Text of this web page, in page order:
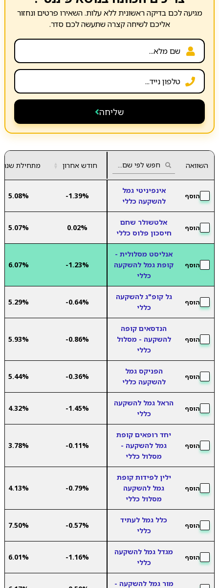
מגיעה לכם בדיקה ראשונית ללא עלות. השאירו פרטים ונחזור
אליכם לשיחה קצרה שתעשה לכם סדר.
שליחה
השוואה חודש אחרון ▲
▼ מתחילת שנה
הוסף
אינפיניטי גמל
להשקעה כללי
-1.39%
5.08%
הוסף
אלטשולר שחם
חיסכון פלוס כללי
0.02%
5.07%
הוסף
אנליסט מסלולית -
קופת גמל להשקעה
כללי
-1.23%
6.07%
הוסף
גל קופ"ג להשקעה
כללי
-0.64%
5.29%
הוסף
הנדסאים קופה
להשקעה - מסלול
כללי
-0.86%
5.93%
הוסף
הפניקס גמל
להשקעה כללי
-0.36%
5.44%
הוסף
הראל גמל להשקעה
כללי
-1.45%
4.32%
הוסף
יחד רופאים קופת
גמל להשקעה -
מסלול כללי
-0.11%
3.78%
הוסף
ילין לפידות קופת
גמל להשקעה
מסלול כללי
-0.79%
4.13%
הוסף
כלל גמל לעתיד
כללי
-0.57%
7.50%
הוסף
מגדל גמל להשקעה
כללי
-1.16%
6.01%
מור גמל להשקעה -